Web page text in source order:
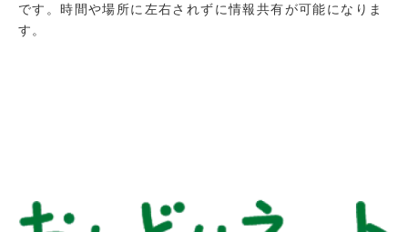
です。時間や場所に左右されずに情報共有が可能になりま
す。